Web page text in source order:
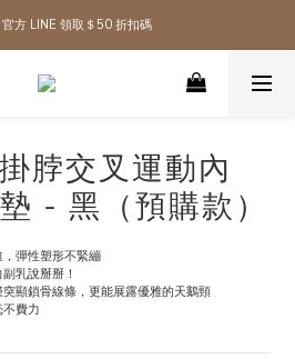
即享【超取免運費】！
官方 LINE 領取＄50 折扣碼
1500即享【超取免運費】！
脖交叉運動內
- 黑（預購款）
彈性塑形不緊繃
乳說掰掰！
顯鎖骨線條，更能展露優雅的天鵝頸
費力